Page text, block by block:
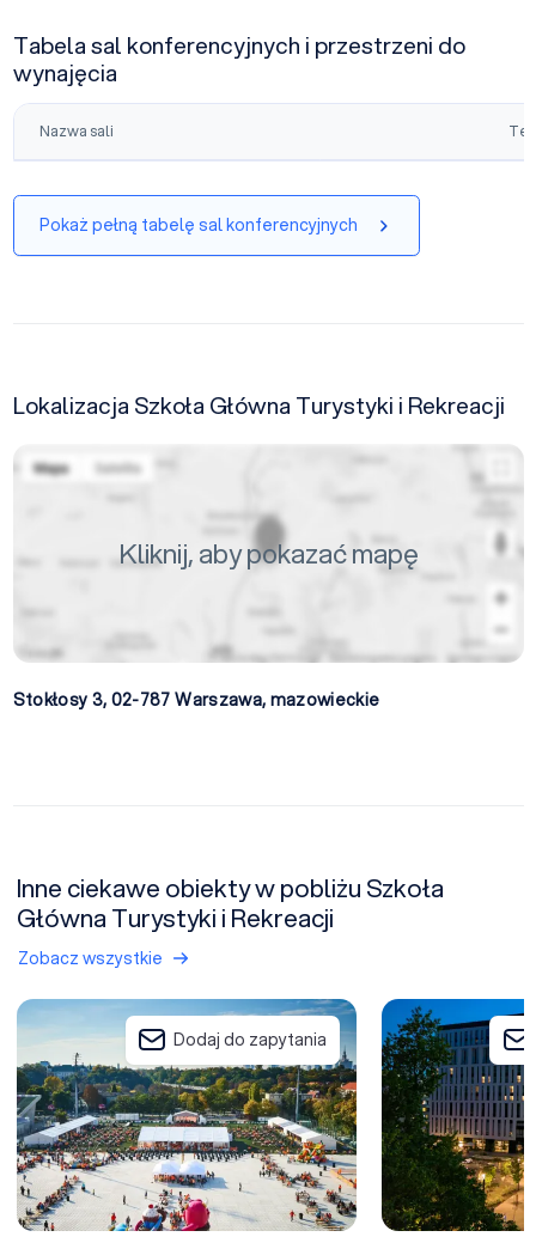
Tabela sal konferencyjnych i przestrzeni do
wynajęcia
Nazwa sali
Pokaż pełną tabelę sal konferencyjnych
Lokalizacja Szkoła Główna Turystyki i Rekreacji
Kliknij, aby pokazać mapę
Stokłosy 3, 02-787Warszawa, mazowieckie
Inne ciekawe obiekty w pobliżu Szkoła
Główna Turystyki i Rekreacji
Zobacz wszystkie
Warsaw Experience Center
Dodaj do zapytania
Focus Hotel